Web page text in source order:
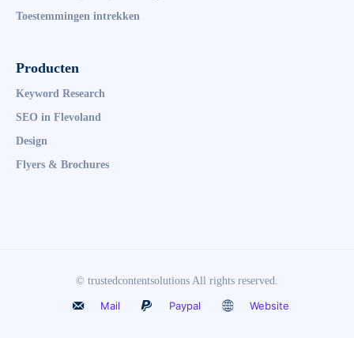
Toestemmingen intrekken
Producten
Keyword Research
SEO in Flevoland
Design
Flyers & Brochures
© trustedcontentsolutions All rights reserved.
Mail Paypal Website